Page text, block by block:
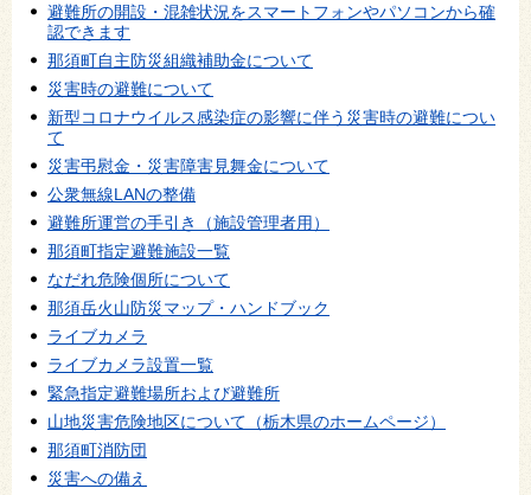
避難所の開設・混雑状況をスマートフォンやパソコンから確
認できます
那須町自主防災組織補助金について
災害時の避難について
新型コロナウイルス感染症の影響に伴う災害時の避難につい
て
災害弔慰金・災害障害見舞金について
公衆無線LANの整備
避難所運営の手引き（施設管理者用）
那須町指定避難施設一覧
なだれ危険個所について
那須岳火山防災マップ・ハンドブック
ライブカメラ
ライブカメラ設置一覧
緊急指定避難場所および避難所
山地災害危険地区について（栃木県のホームページ）
那須町消防団
災害への備え